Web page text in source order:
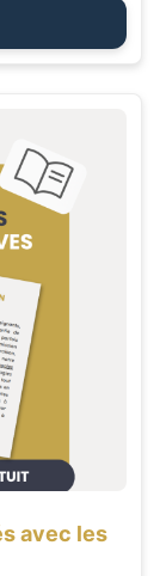
avec les